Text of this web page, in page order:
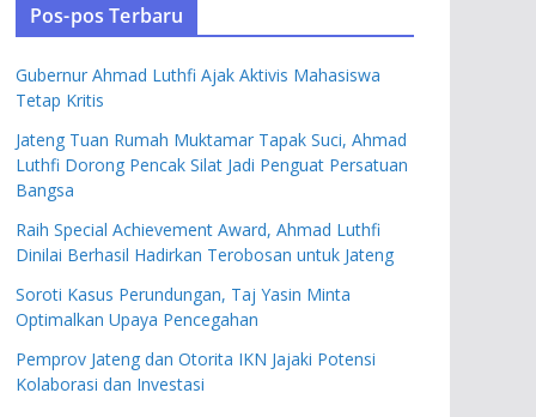
Pos-pos Terbaru
Gubernur Ahmad Luthfi Ajak Aktivis Mahasiswa
Tetap Kritis
Jateng Tuan Rumah Muktamar Tapak Suci, Ahmad
Luthfi Dorong Pencak Silat Jadi Penguat Persatuan
Bangsa
Raih Special Achievement Award, Ahmad Luthfi
Dinilai Berhasil Hadirkan Terobosan untuk Jateng
Soroti Kasus Perundungan, Taj Yasin Minta
Optimalkan Upaya Pencegahan
Pemprov Jateng dan Otorita IKN Jajaki Potensi
Kolaborasi dan Investasi